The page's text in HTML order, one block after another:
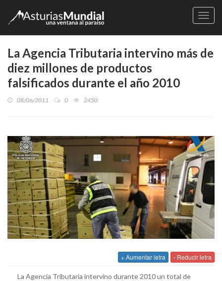
La Agencia Tributaria intervino más de
diez millones de productos
falsificados durante el año 2010
08/06/2011 0 2450
+ Aumentar letra - Reducir letra
La Agencia Tributaria intervino durante 2010 un total de